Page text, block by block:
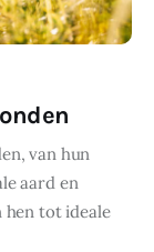
van hun
aard en
hen tot ideale